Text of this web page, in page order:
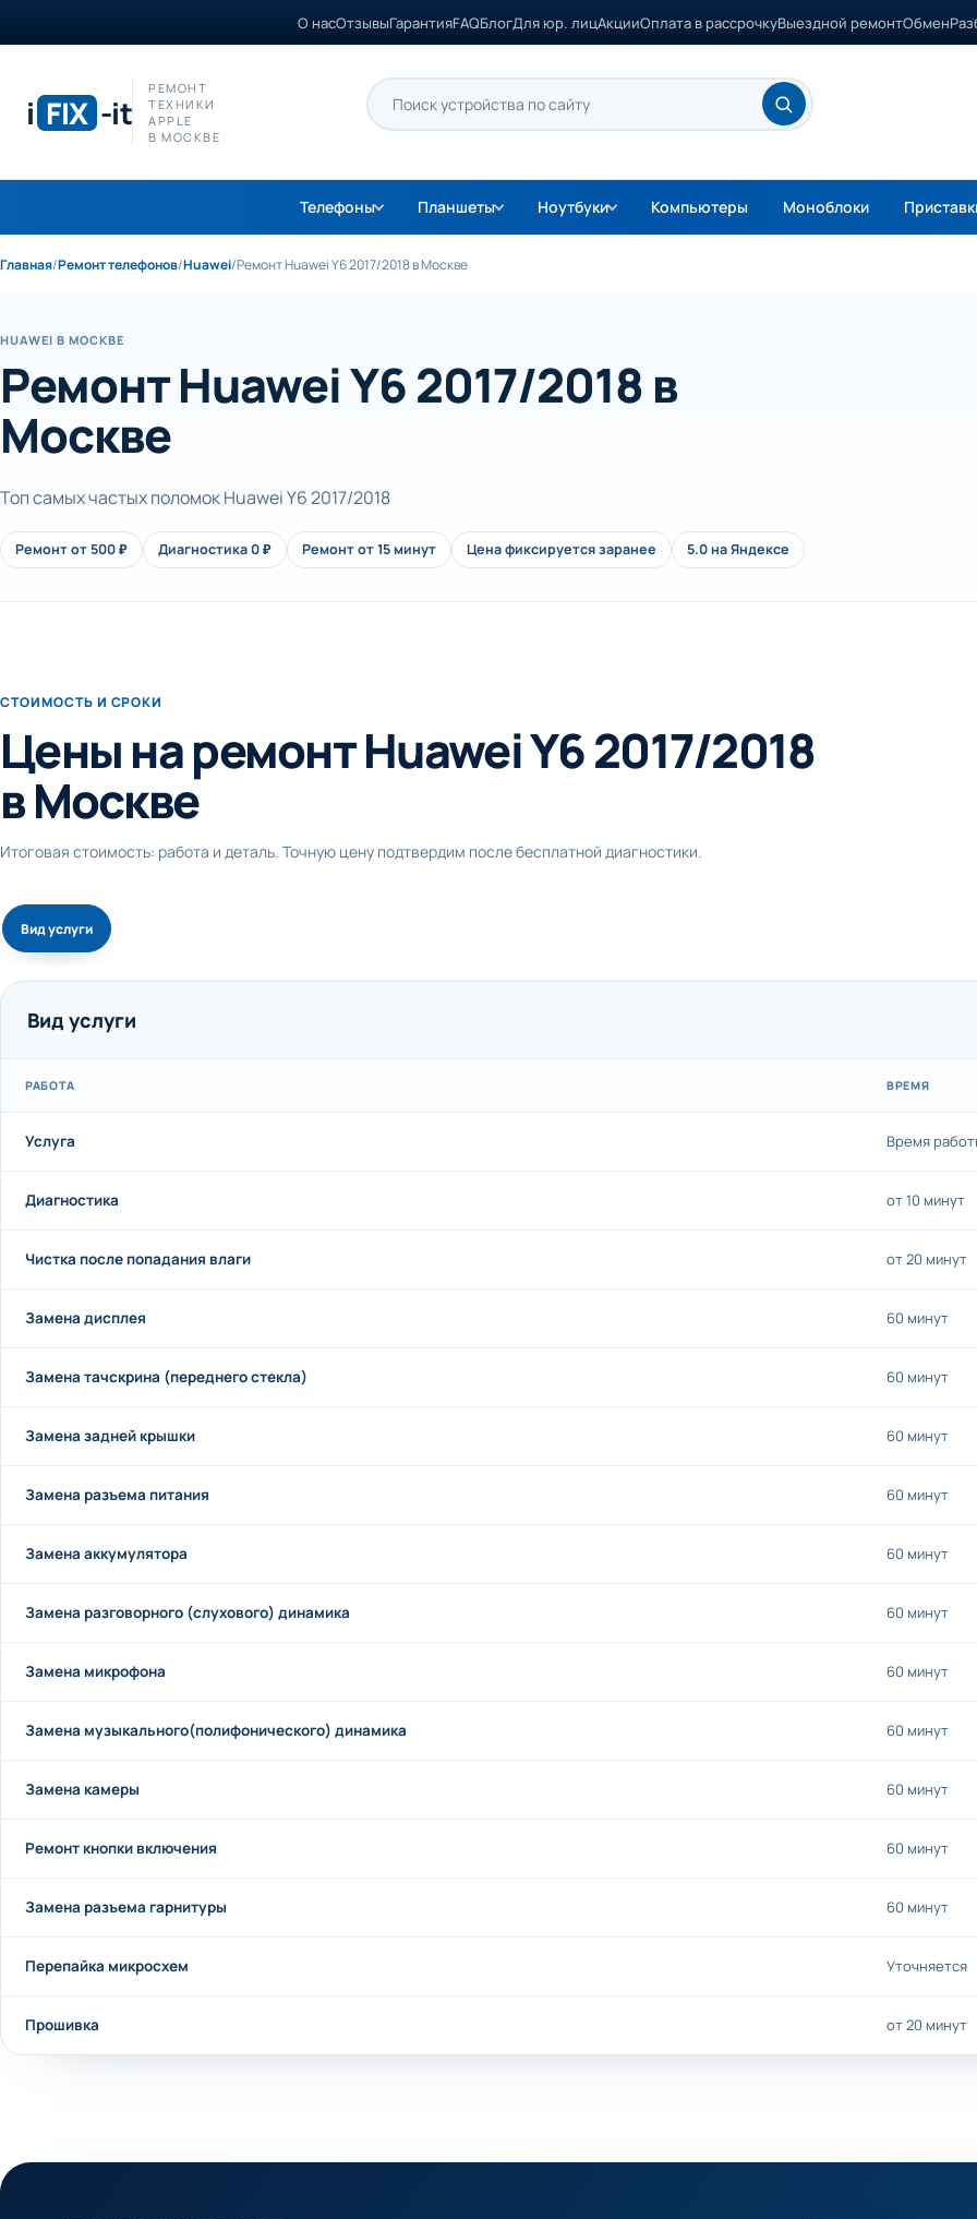
О насОтзывыГарантияFAQБлогДля юр. лицАкцииОплата в рассрочкуВыездной ремонтОбмен
i FIX -it
РЕМОНТ
ТЕХНИКИ
APPLE
В МОСКВЕ
Телефоны Планшеты Ноутбуки Компьютеры Моноблоки
Главная/Ремонт телефонов/Huawei/Ремонт Huawei Y6 2017/2018 в Москве
HUAWEI В МОСКВЕ
Ремонт Huawei Y6 2017/2018 в
Москве
Топ самых частых поломок Huawei Y6 2017/2018
Ремонт от 500 ₽ Диагностика 0 ₽ Ремонт от 15 минут Цена фиксируется заранее 5.0 на Яндексе
СТОИМОСТЬ И СРОКИ
Цены на ремонт Huawei Y6 2017/2018
в Москве
Итоговая стоимость: работа и деталь. Точную цену подтвердим после бесплатной диагностики.
Вид услуги
Вид услуги
РАБОТА ВРЕМЯ
Услуга Время
Диагностика от 10 минут
Чистка после попадания влаги от 20 минут
Замена дисплея 60 минут
Замена тачскрина (переднего стекла) 60 минут
Замена задней крышки 60 минут
Замена разъема питания 60 минут
Замена аккумулятора 60 минут
Замена разговорного (слухового) динамика 60 минут
Замена микрофона 60 минут
Замена музыкального(полифонического) динамика 60 минут
Замена камеры 60 минут
Ремонт кнопки включения 60 минут
Замена разъема гарнитуры 60 минут
Перепайка микросхем Уточняется
Прошивка от 20 минут